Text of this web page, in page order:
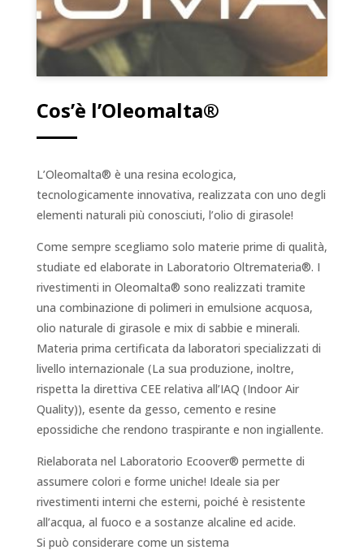
Cos’è l’Oleomalta®
L’Oleomalta® è una resina ecologica,
tecnologicamente innovativa, realizzata con uno degli
elementi naturali più conosciuti, l’olio di girasole!
Come sempre scegliamo solo materie prime di qualità,
studiate ed elaborate in Laboratorio Oltremateria®. I
rivestimenti in Oleomalta® sono realizzati tramite
una combinazione di polimeri in emulsione acquosa,
olio naturale di girasole e mix di sabbie e minerali.
Materia prima certificata da laboratori specializzati di
livello internazionale (La sua produzione, inoltre,
rispetta la direttiva CEE relativa all’IAQ (Indoor Air
Quality)), esente da gesso, cemento e resine
epossidiche che rendono traspirante e non ingiallente.
Rielaborata nel Laboratorio Ecoover® permette di
assumere colori e forme uniche! Ideale sia per
rivestimenti interni che esterni, poiché è resistente
all’acqua, al fuoco e a sostanze alcaline ed acide.
Si può considerare come un sistema